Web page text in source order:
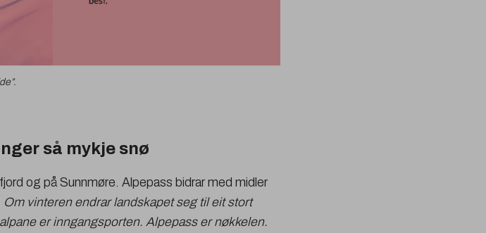
så mykje snø
og på Sunnmøre. Alpepass bidrar med midler
Om vinteren endrar landskapet seg til eit stort
er inngangsporten. Alpepass er nøkkelen.